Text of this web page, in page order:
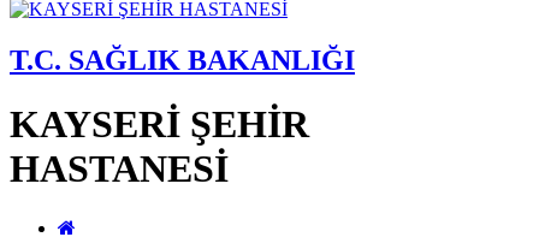
T.C. SAĞLIK BAKANLIĞI
KAYSERİ ŞEHİR
HASTANESİ